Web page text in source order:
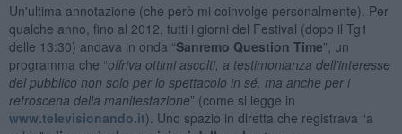
Un'ultima annotazione (che però mi coinvolge personalmente). Per
qualche anno, fino al 2012, tutti i giorni del Festival (dopo il Tg1
delle 13:30) andava in onda “Sanremo Question Time”, un
programma che “offriva ottimi ascolti, a testimonianza dell’interesse
del pubblico non solo per lo spettacolo in sé, ma anche per i
retroscena della manifestazione” (come si legge in
www.televisionando.it). Uno spazio in diretta che registrava “a